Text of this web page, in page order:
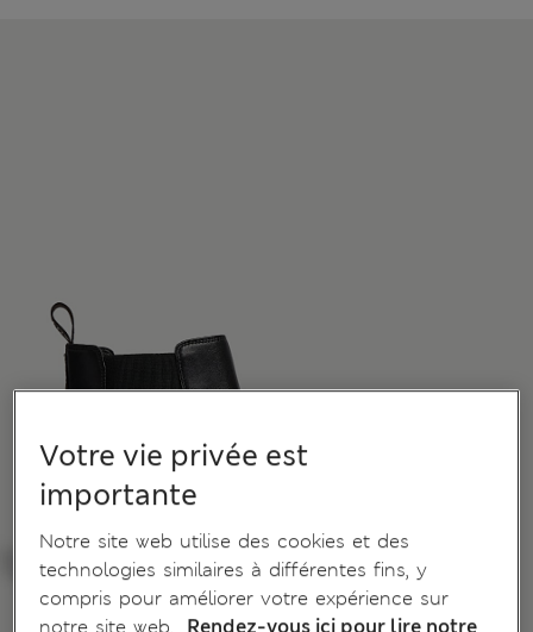
Votre vie privée est
importante
Notre site web utilise des cookies et des
technologies similaires à différentes fins, y
compris pour améliorer votre expérience sur
notre site web.
Rendez-vous ici pour lire notre